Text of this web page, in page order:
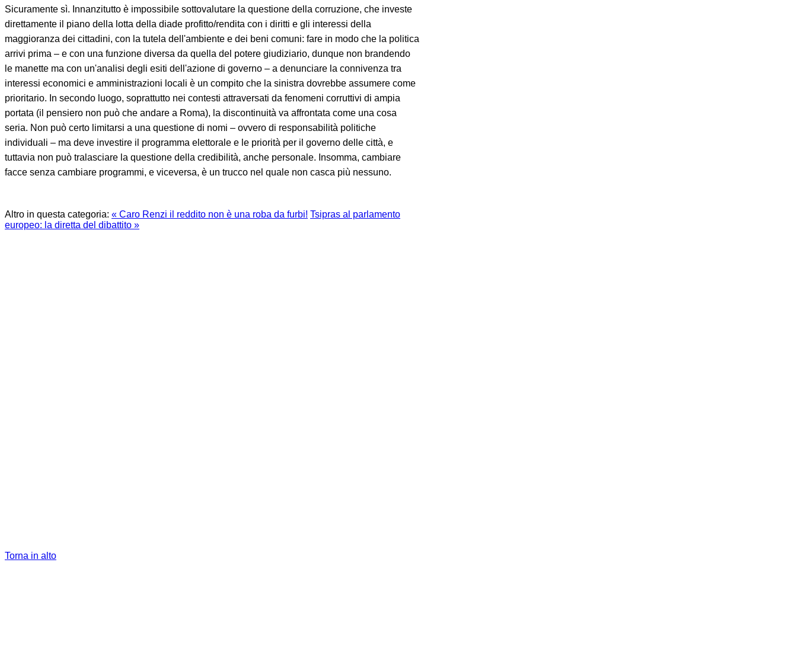
Sicuramente sì. Innanzitutto è impossibile sottovalutare la questione della corruzione, che investe
direttamente il piano della lotta della diade profitto/rendita con i diritti e gli interessi della
maggioranza dei cittadini, con la tutela dell'ambiente e dei beni comuni: fare in modo che la politica
arrivi prima – e con una funzione diversa da quella del potere giudiziario, dunque non brandendo
le manette ma con un'analisi degli esiti dell'azione di governo – a denunciare la connivenza tra
interessi economici e amministrazioni locali è un compito che la sinistra dovrebbe assumere come
prioritario. In secondo luogo, soprattutto nei contesti attraversati da fenomeni corruttivi di ampia
portata (il pensiero non può che andare a Roma), la discontinuità va affrontata come una cosa
seria. Non può certo limitarsi a una questione di nomi – ovvero di responsabilità politiche
individuali – ma deve investire il programma elettorale e le priorità per il governo delle città, e
tuttavia non può tralasciare la questione della credibilità, anche personale. Insomma, cambiare
facce senza cambiare programmi, e viceversa, è un trucco nel quale non casca più nessuno.
Altro in questa categoria: « Caro Renzi il reddito non è una roba da furbi! Tsipras al parlamento
europeo: la diretta del dibattito »
Torna in alto